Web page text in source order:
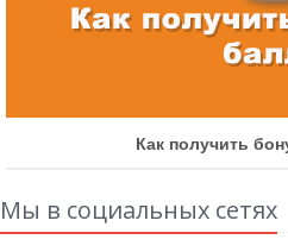
Как получить
Мы в социальных сетях